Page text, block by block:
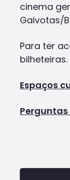
cinema
Gaivotas/
Para ter
bilheteiras.
Espaços